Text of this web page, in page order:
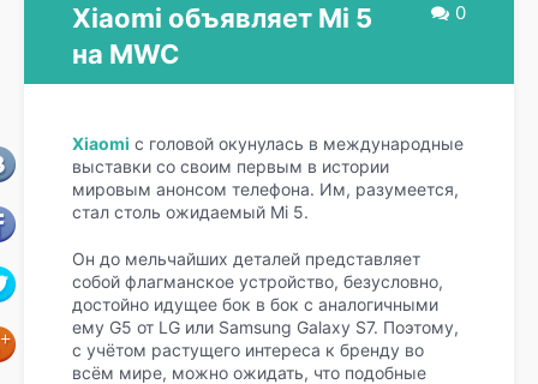
0
Xiaomi объявляет Mi 5
на MWC
Xiaomi с головой окунулась в международные
выставки со своим первым в истории
мировым анонсом телефона. Им, разумеется,
стал столь ожидаемый Mi 5.
Он до мельчайших деталей представляет
собой флагманское устройство, безусловно,
достойно идущее бок в бок с аналогичными
ему G5 от LG или Samsung Galaxy S7. Поэтому,
с учётом растущего интереса к бренду во
всём мире, можно ожидать, что подобные